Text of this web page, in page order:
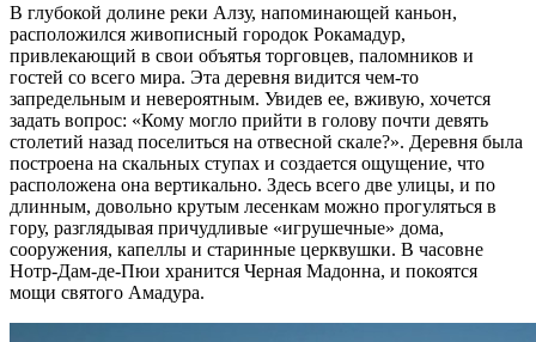
В глубокой долине реки Алзу, напоминающей каньон,
расположился живописный городок Рокамадур,
привлекающий в свои объятья торговцев, паломников и
гостей со всего мира. Эта деревня видится чем-то
запредельным и невероятным. Увидев ее, вживую, хочется
задать вопрос: «Кому могло прийти в голову почти девять
столетий назад поселиться на отвесной скале?». Деревня была
построена на скальных ступах и создается ощущение, что
расположена она вертикально. Здесь всего две улицы, и по
длинным, довольно крутым лесенкам можно прогуляться в
гору, разглядывая причудливые «игрушечные» дома,
сооружения, капеллы и старинные церквушки. В часовне
Нотр-Дам-де-Пюи хранится Черная Мадонна, и покоятся
мощи святого Амадура.